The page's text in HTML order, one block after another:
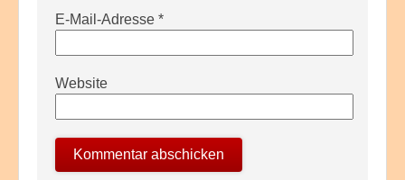
E-Mail-Adresse *
Website